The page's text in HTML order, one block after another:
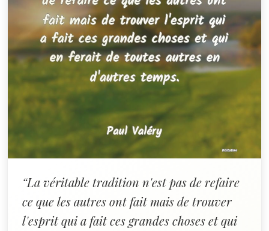
“La véritable tradition n'est pas de refaire
ce que les autres ont fait mais de trouver
l'esprit qui a fait ces grandes choses et qui